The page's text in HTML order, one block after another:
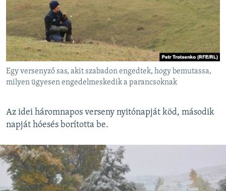
Egy versenyző sas, akit szabadon engedtek, hogy bemutassa,
milyen ügyesen engedelmeskedik a parancsoknak
Az idei háromnapos verseny nyitónapját köd, második
napját hóesés borította be.